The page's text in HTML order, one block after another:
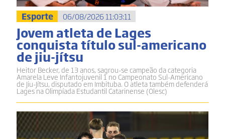
Esporte 06/08/2026 11:03:11
Jovem atleta de Lages
conquista título sul-americano
de jiu-jítsu
Heitor Becker, de 13 anos, sagrou-se campeão da categoria
Amarela Leve Infantojuvenil 1 no Campeonato Sul-Americano
de Jiu-Jítsu, disputado em Imbituba. O atleta também defenderá
Lages na Olimpíada Estudantil Catarinense (Olesc)